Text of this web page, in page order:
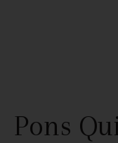
Pons